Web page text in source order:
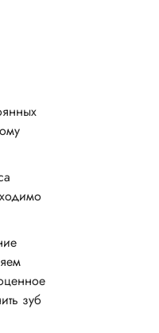
зуб